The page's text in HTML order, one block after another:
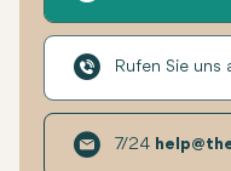
Rufen Sie uns
7/24